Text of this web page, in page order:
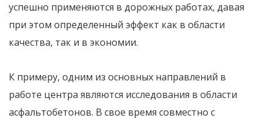
успешно применяются в дорожных работах, давая
при этом определенный эффект как в области
качества, так и в экономии.
К примеру, одним из основных направлений в
работе центра являются исследования в области
асфальтобетонов. В свое время совместно с